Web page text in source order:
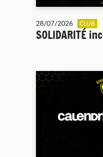
28/07/2026 CLUB
SOLIDARITÉ